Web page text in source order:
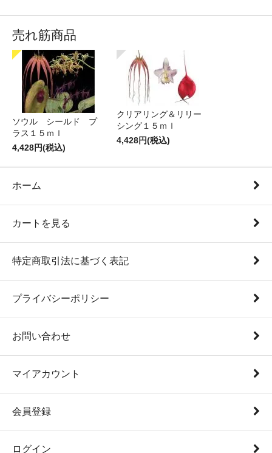
売れ筋商品
ソウル シールド プ
ラス１５ｍｌ
4,428円(税込)
クリアリング＆リリー
シング１５ｍｌ
4,428円(税込)
ホーム
カートを見る
特定商取引法に基づく表記
プライバシーポリシー
お問い合わせ
マイアカウント
会員登録
ログイン